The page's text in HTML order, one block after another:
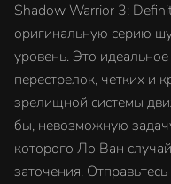
Shadow Warrior 3:
оригинальную серию
уровень. Это
перестрелок, четких и
зрелищной системы
бы, невозможную
которого Ло Ван
заточения.